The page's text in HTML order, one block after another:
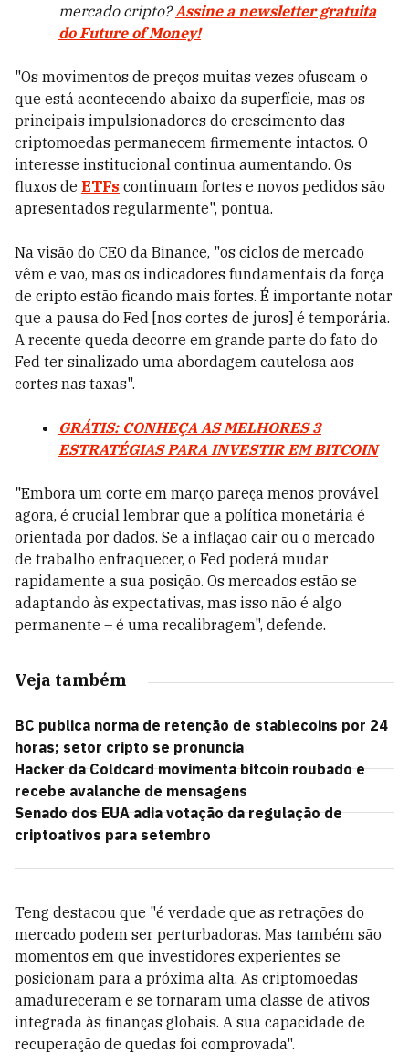
mercado cripto?Assine a newsletter gratuita
do Future of Money!
"Os movimentos de preços muitas vezes ofuscam o
que está acontecendo abaixo da superfície, mas os
principais impulsionadores do crescimento das
criptomoedas permanecem firmemente intactos. O
interesse institucional continua aumentando. Os
fluxos de ETFs continuam fortes e novos pedidos são
apresentados regularmente", pontua.
Na visão do CEO da Binance, "os ciclos de mercado
vêm e vão, mas os indicadores fundamentais da força
de cripto estão ficando mais fortes. É importante notar
que a pausa do Fed [nos cortes de juros] é temporária.
A recente queda decorre em grande parte do fato do
Fed ter sinalizado uma abordagem cautelosa aos
cortes nas taxas".
GRÁTIS: CONHEÇA AS MELHORES 3
ESTRATÉGIAS PARA INVESTIR EM BITCOIN
"Embora um corte em março pareça menos provável
agora, é crucial lembrar que a política monetária é
orientada por dados. Se a inflação cair ou o mercado
de trabalho enfraquecer, o Fed poderá mudar
rapidamente a sua posição. Os mercados estão se
adaptando às expectativas, mas isso não é algo
permanente – é uma recalibragem", defende.
Veja também
BC publica norma de retenção de stablecoins por 24
horas; setor cripto se pronuncia
Hacker da Coldcard movimenta bitcoin roubado e
recebe avalanche de mensagens
Senado dos EUA adia votação da regulação de
criptoativos para setembro
Teng destacou que "é verdade que as retrações do
mercado podem ser perturbadoras. Mas também são
momentos em que investidores experientes se
posicionam para a próxima alta. As criptomoedas
amadureceram e se tornaram uma classe de ativos
integrada às finanças globais. A sua capacidade de
recuperação de quedas foi comprovada".